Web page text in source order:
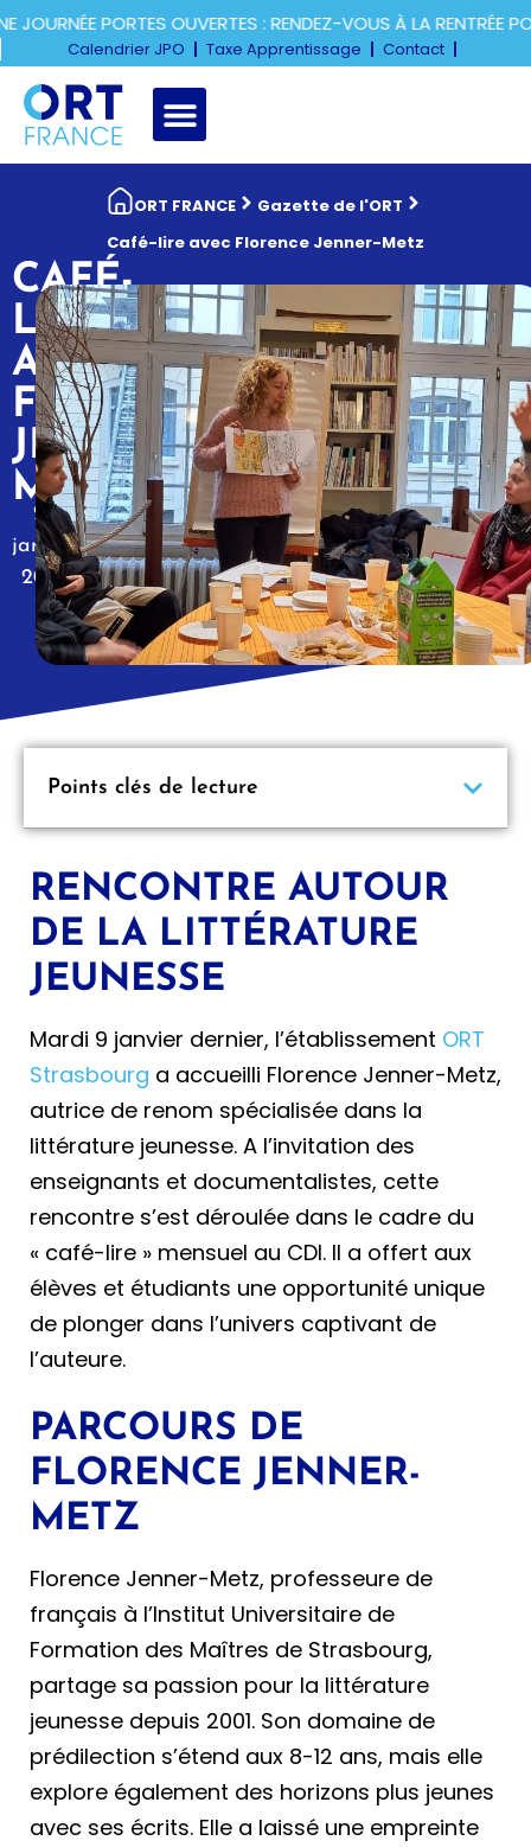
PORTES OUVERTES : RENDEZ-VOUS À LA RENTRÉE
Calendrier JPO Taxe Apprentissage Contact
ORT FRANCE
Gazette de l'ORT
Café-lire avec Florence Jenner-Metz
CAFÉ-
LIRE
AVEC
FLORENCE
JENNER-
METZ
29
janvier
2024
|
RENCONTRE AUTOUR
DE LA LITTÉRATURE
JEUNESSE
Mardi 9 janvier dernier, l’établissement ORT
Strasbourg a accueilli Florence Jenner-Metz,
autrice de renom spécialisée dans la
littérature jeunesse. A l’invitation des
enseignants et documentalistes, cette
rencontre s’est déroulée dans le cadre du
« café-lire » mensuel au CDI. Il a offert aux
élèves et étudiants une opportunité unique
de plonger dans l’univers captivant de
l’auteure.
PARCOURS DE
FLORENCE JENNER-
METZ
Florence Jenner-Metz, professeure de
français à l’Institut Universitaire de
Formation des Maîtres de Strasbourg,
partage sa passion pour la littérature
jeunesse depuis 2001. Son domaine de
prédilection s’étend aux 8-12 ans, mais elle
explore également des horizons plus jeunes
avec ses écrits. Elle a laissé une empreinte
Points clés de lecture